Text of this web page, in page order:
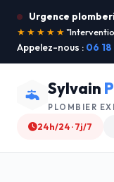
Urgence
★★★★★"Je
Appelez-nous : 06 18
Sylvain
PLOMBIER
24h/24 · 7j/7